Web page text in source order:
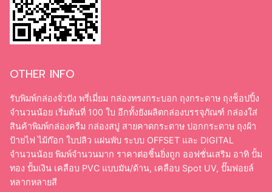
OTHER INFO
รับพิมพ์กล่องจั่วปัง พรี่เมี่ยม กล่องทรงกระบอก ถุงกระดาษ ถุงช็อปปิ้ง
จำนวนน้อย เริ่มต้นที่ 100 ใบ อีกทั้งยังผลิตกล่องบรรจุภัณฑ์ กล่องใส่
สินค้าพิมพ์กล่องครีม กล่องสบู่ สายคาดกระดาษ ปอกกระดาษ ถุงผ้า
ป้ายไฟ ไม้ก๊อก ใบปลิว แผ่นพับ ระบบ OFFSET และ DIGITAL
จำนวนน้อย พิมพ์จำนวนมาก ราคาต่อชิ้นยิ่งถูก ออฟชั่นเสริม อาทิ ปั้ม
ทอง ปั้มเงิน เคลือบ PVC แบบมัน/ด้าน, เคลือบ Spot UV, ปั๊มฟอยล์
หลากหลายสี